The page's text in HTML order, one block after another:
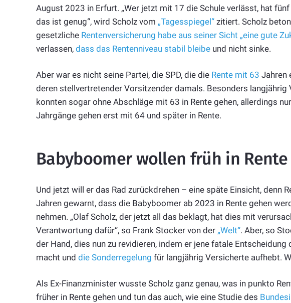
August 2023 in Erfurt. „Wer jetzt mit 17 die Schule verlässt, hat
das ist genug“, wird Scholz vom „Tagesspiegel“ zitiert. Scholz
gesetzliche Rentenversicherung habe aus seiner Sicht „eine gute
verlassen, dass das Rentenniveau stabil bleibe und nicht sinke.
Aber war es nicht seine Partei, die SPD, die die Rente mit 63 Jahren
deren stellvertretender Vorsitzender damals. Besonders
konnten sogar ohne Abschläge mit 63 in Rente gehen, allerdings
Jahrgänge gehen erst mit 64 und später in Rente.
Babyboomer wollen früh in Rente
Und jetzt will er das Rad zurückdrehen – eine späte Einsicht, denn
Jahren gewarnt, dass die Babyboomer ab 2023 in Rente gehen
nehmen. „Olaf Scholz, der jetzt all das beklagt, hat dies mit
Verantwortung dafür“, so Frank Stocker von der „Welt“. Aber, so
der Hand, dies nun zu revidieren, indem er jene fatale
macht und die Sonderregelung für langjährig Versicherte aufhebt.
Als Ex-Finanzminister wusste Scholz ganz genau, was in punkto
früher in Rente gehen und tun das auch, wie eine Studie des